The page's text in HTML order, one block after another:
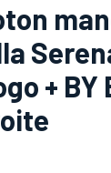
+ BY